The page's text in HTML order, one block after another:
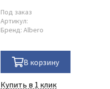
Под заказ
Артикул:
Бренд: Albero
В корзину
Купить в 1 клик